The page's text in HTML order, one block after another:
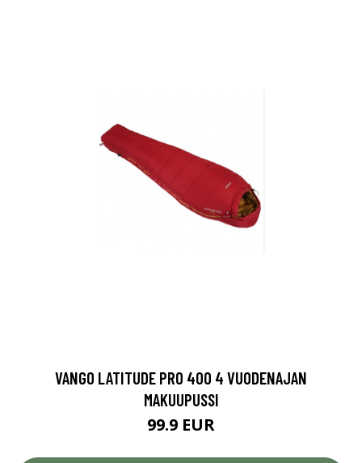
VANGO LATITUDE PRO 400 4 VUODENAJAN
MAKUUPUSSI
99.9 EUR